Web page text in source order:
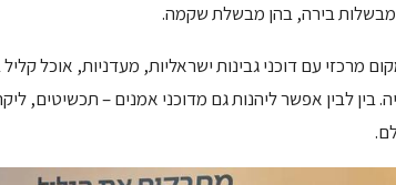
מבשלות בירה, בהן מבשלת שקמה.
מרכזי עם דוכני גבינות ישראליות, מעדניות, אוכל
בין לבין אפשר ליהנות גם מדוכני אמנים – תכשיטים,